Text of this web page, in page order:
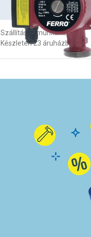
Kosárba
Szállítás: 5 munkanap
Készleten 23 áruházban